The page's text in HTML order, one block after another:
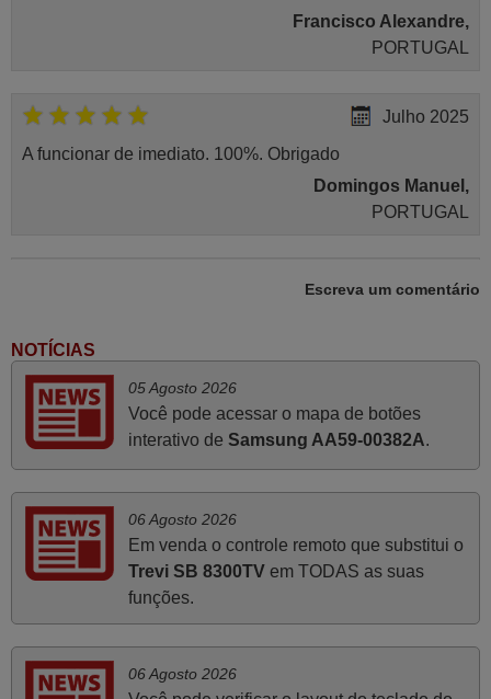
Francisco Alexandre,
PORTUGAL
Julho 2025
A funcionar de imediato. 100%. Obrigado
Domingos Manuel,
PORTUGAL
Abril 2025
emparelhamento com a televisão, sem problemas.
Funciona na perfeição. Recomendo vivamente este
produto e este site.
Muito atenciosos. Funciona na perfeição. Obrigado
PORTUGAL
Maio 2025
Escreva um comentário
NOTÍCIAS
05 Agosto 2026
Você pode acessar o mapa de botões
interativo de Samsung AA59-00382A.
06 Agosto 2026
Em venda o controle remoto que substitui o
Trevi SB 8300TVem TODAS as suas
funções.
06 Agosto 2026